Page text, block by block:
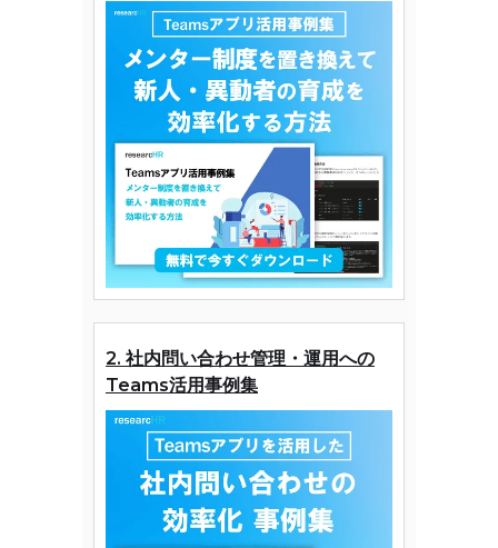
2. 社内問い合わせ管理・運用への
Teams活用事例集